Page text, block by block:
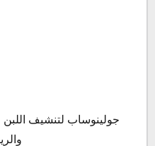
مكونات جولينوساب
جولينوساب لتنشيف اللبن